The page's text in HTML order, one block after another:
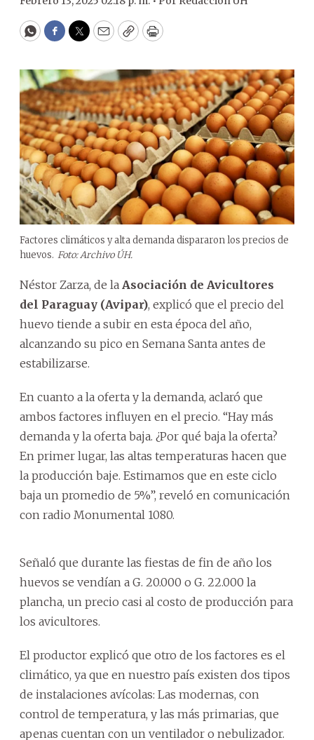
WhatsApp
Facebook
Twitter
EmailCopyPrint
Factores climáticos y alta demanda dispararon los precios de
huevos. Foto: Archivo ÚH.
Néstor Zarza, de la Asociación de Avicultores
del Paraguay (Avipar), explicó que el precio del
huevo tiende a subir en esta época del año,
alcanzando su pico en Semana Santa antes de
estabilizarse.
En cuanto a la oferta y la demanda, aclaró que
ambos factores influyen en el precio. “Hay más
demanda y la oferta baja. ¿Por qué baja la oferta?
En primer lugar, las altas temperaturas hacen que
la producción baje. Estimamos que en este ciclo
baja un promedio de 5%”, reveló en comunicación
con radio Monumental 1080.
Señaló que durante las fiestas de fin de año los
huevos se vendían a G. 20.000 o G. 22.000 la
plancha, un precio casi al costo de producción para
los avicultores.
El productor explicó que otro de los factores es el
climático, ya que en nuestro país existen dos tipos
de instalaciones avícolas: Las modernas, con
control de temperatura, y las más primarias, que
apenas cuentan con un ventilador o nebulizador.